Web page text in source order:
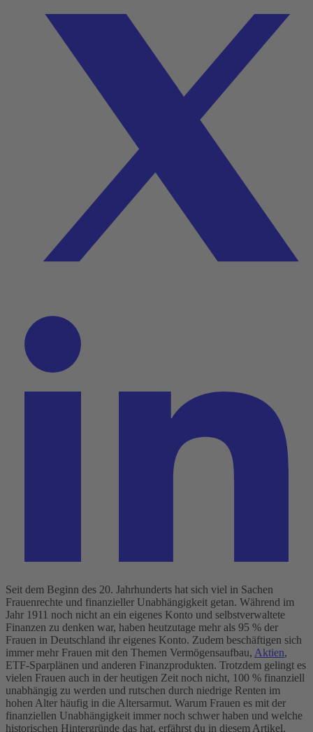
Seit dem Beginn des 20. Jahrhunderts hat sich viel in Sachen
Frauenrechte und finanzieller Unabhängigkeit getan. Während im
Jahr 1911 noch nicht an ein eigenes Konto und selbstverwaltete
Finanzen zu denken war, haben heutzutage mehr als 95 % der
Frauen in Deutschland ihr eigenes Konto. Zudem beschäftigen sich
immer mehr Frauen mit den Themen Vermögensaufbau, Aktien,
ETF-Sparplänen und anderen Finanzprodukten. Trotzdem gelingt es
vielen Frauen auch in der heutigen Zeit noch nicht, 100 % finanziell
unabhängig zu werden und rutschen durch niedrige Renten im
hohen Alter häufig in die Altersarmut. Warum Frauen es mit der
finanziellen Unabhängigkeit immer noch schwer haben und welche
historischen Hintergründe das hat, erfährst du in diesem Artikel.